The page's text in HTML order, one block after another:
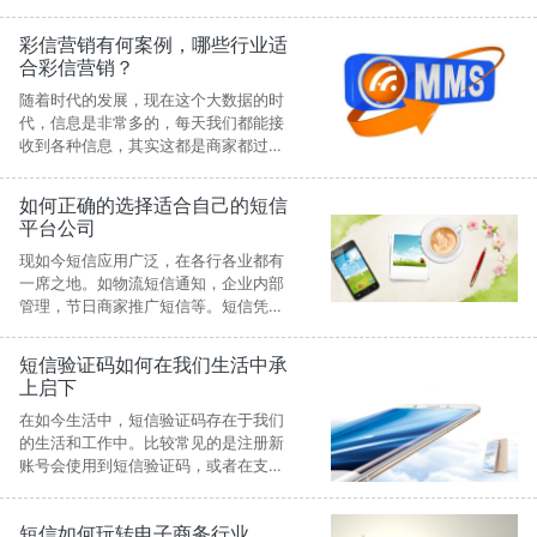
也是不相同的，但是短信平台的一个服
务宗旨就是带来最优的服务，发挥最大
的效用。
彩信营销有何案例，哪些行业适
合彩信营销？
随着时代的发展，现在这个大数据的时
代，信息是非常多的，每天我们都能接
收到各种信息，其实这都是商家都过短
彩信等短信，我们肯定会在无聊的时候
查阅一下，来知道商家近期有什么活
动，那么大家平时都见过哪些彩信营销
的事呢？
如何正确的选择适合自己的短信
平台公司
现如今短信应用广泛，在各行各业都有
一席之地。如物流短信通知，企业内部
管理，节日商家推广短信等。短信凭借
家的视角中。但是如何选择一个专业且
效果好的短信平台，这对于不了解这一
行业的人们来说是很困难的。
短信验证码如何在我们生活中承
上启下
在如今生活中，短信验证码存在于我们
的生活和工作中。比较常见的是注册新
账号会使用到短信验证码，或者在支付